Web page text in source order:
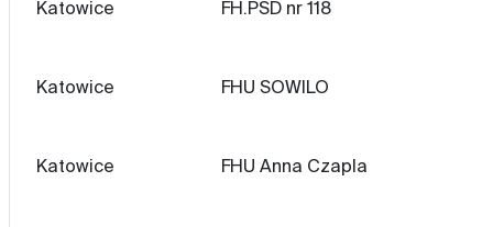
Katowice FH.PSD nr 118
Katowice FHU SOWILO
Katowice FHU Anna Czapla